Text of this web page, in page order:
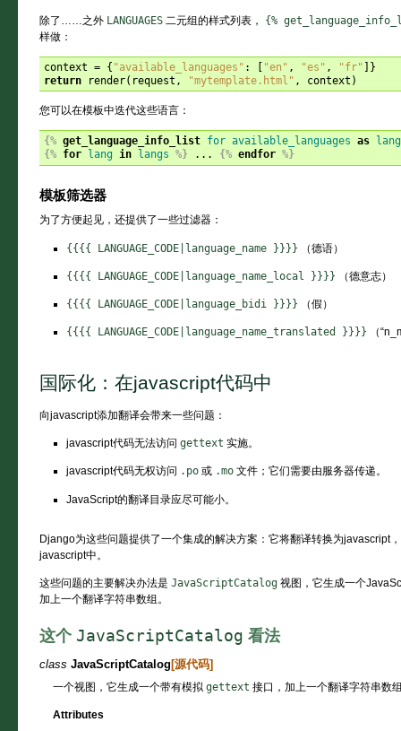
除了……之外 LANGUAGES 二元组的样式列表， {%
样做：
context = { "available_languages" : [ "en" , "es" , "fr" ]}
return
render( request , "mytemplate.html" , context )
您可以在模板中迭代这些语言：
{% get_language_info_list for available_languages as
{% for lang in langs %} ... {% endfor %}
模板筛选器
为了方便起见，还提供了一些过滤器：
{{{{ LANGUAGE_CODE|language_name }}}} （德语）
{{{{ LANGUAGE_CODE|language_name_local }}}} （德意志）
{{{{ LANGUAGE_CODE|language_bidi }}}} （假）
{{{{ LANGUAGE_CODE|language_name_translated }}}} （
国际化：在javascript代码中
向javascript添加翻译会带来一些问题：
javascript代码无法访问 gettext 实施。
javascript代码无权访问 .po 或 .mo 文件；它们需要由服务器传递。
JavaScript的翻译目录应尽可能小。
Django为这些问题提供了一个集成的解决方案：它将翻译转换为javascript
javascript中。
这些问题的主要解决办法是 JavaScriptCatalog 视图，它生成一个
加上一个翻译字符串数组。
这个 JavaScriptCatalog 看法
class JavaScriptCatalog[源代码]
一个视图，它生成一个带有模拟 gettext 接口，加上一个翻译字符串数
Attributes